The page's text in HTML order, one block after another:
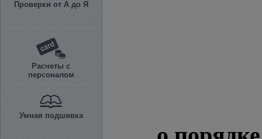
Проверки от А до Я
Расчеты с
персоналом
Умная подшивка